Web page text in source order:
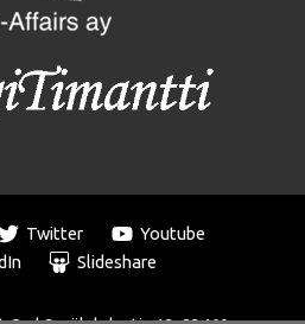
Twitter
Youtube
Slideshare